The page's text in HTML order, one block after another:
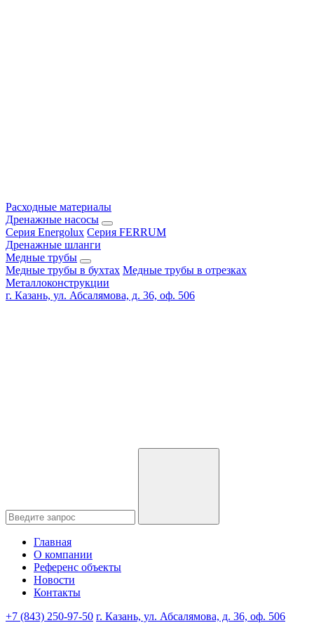
Расходные материалы
Дренажные насосы
Серия Energolux Серия FERRUM
Дренажные шланги
Медные трубы
Медные трубы в бухтах Медные трубы в отрезках
Металлоконструкции
г. Казань, ул. Абсалямова, д. 36, оф. 506
Главная
О компании
Референс объекты
Новости
Контакты
+7 (843) 250-97-50 г. Казань, ул. Абсалямова, д. 36, оф. 506